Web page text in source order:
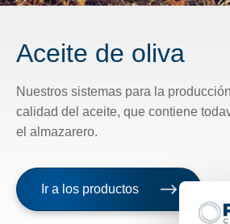
Aceite de oliva
Nuestros sistemas para la
calidad del aceite, que contiene
el almazarero.
Ir a los productos